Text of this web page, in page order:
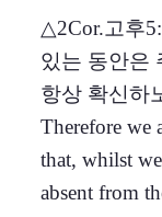
△2Cor.고후
있는 동안은
항상 확신하
Therefore we
that, whilst
absent from